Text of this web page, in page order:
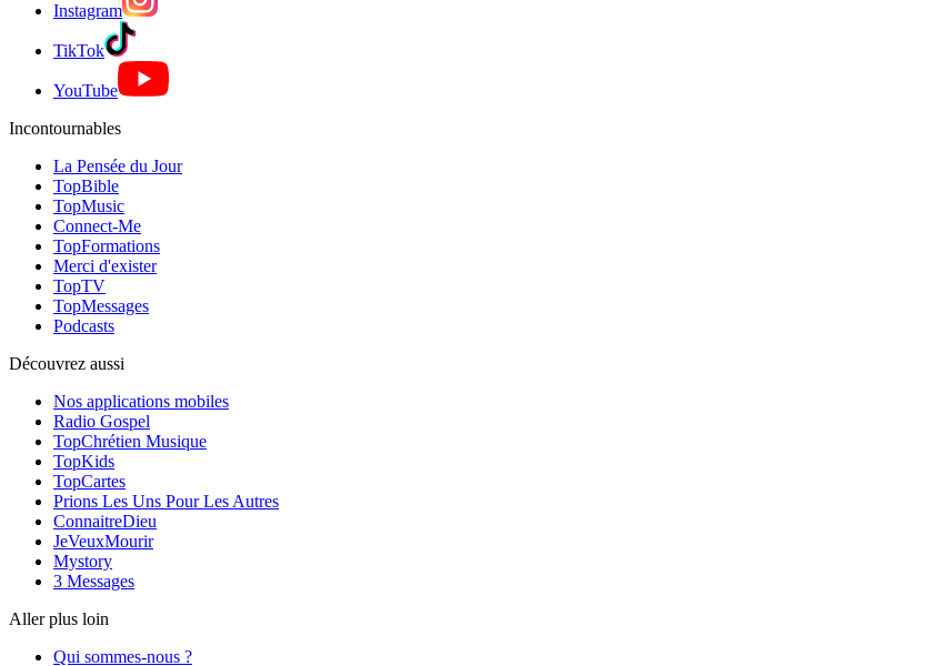
Instagram
TikTok
YouTube
Incontournables
La Pensée du Jour
TopBible
TopMusic
Connect-Me
TopFormations
Merci d'exister
TopTV
TopMessages
Podcasts
Découvrez aussi
Nos applications mobiles
Radio Gospel
TopChrétien Musique
TopKids
TopCartes
Prions Les Uns Pour Les Autres
ConnaitreDieu
JeVeuxMourir
Mystory
3 Messages
Aller plus loin
Qui sommes-nous ?